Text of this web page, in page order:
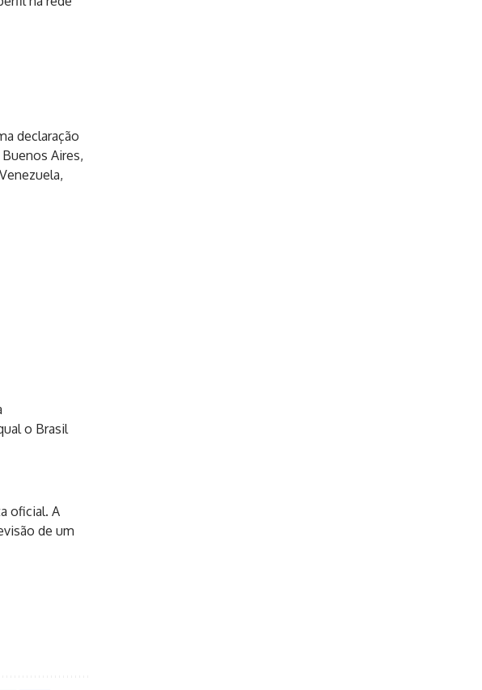
declaração
Aires,
o Brasil
oficial. A
de um